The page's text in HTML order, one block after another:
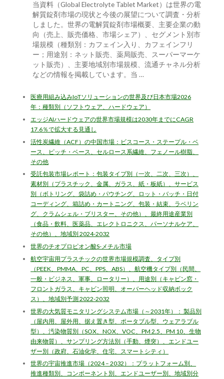
当資料（Global Electrolyte Tablet Market）は世界の電
解質錠剤市場の現状と今後の展望について調査・分析
しました。世界の電解質錠剤市場概要、主要企業の動
向（売上、販売価格、市場シェア）、セグメント別市
場規模（種類別：カフェイン入り、カフェインフリ
ー；用途別：ネット販売、薬局販売、スーパーマーケ
ット販売）、主要地域別市場規模、流通チャネル分析
などの情報を掲載しています。当 …
医療用組み込みIoTソリューションの世界及び日本市場2026
年：種類別（ソフトウェア、ハードウェア）
エッジAIハードウェアの世界市場規模は2030年までにCAGR
17.6％で拡大する見通し
活性炭繊維（ACF）の中国市場：ビスコース・ステープル・ベ
ース、ピッチ・ベース、セルロース系繊維、フェノール樹脂、
その他
受託包装市場レポート：包装タイプ別（一次、二次、三次）、
素材別（プラスチック、金属、ガラス、紙・板紙）、サービス
別（ボトリング、袋詰め・パウチング、ロット・バッチ・日付
コーディング、箱詰め・カートニング、包装・結束、ラベリン
グ、クラムシェル・ブリスター、その他）、最終用途産業別
（食品・飲料、医薬品、エレクトロニクス、パーソナルケア、
その他）、地域別 2024-2032
世界のチオプロピオン酸S-メチル市場
航空宇宙用プラスチックの世界市場規模調査、タイプ別
（PEEK、PMMA、PC、PPS、ABS）、航空機タイプ別（民間、
一般・ビジネス、軍事、ロータリー）、用途別（キャビン窓・
フロントガラス、キャビン照明、オーバーヘッド収納ボック
ス）、地域別予測 2022-2032
世界の大気質モニタリングシステム市場（～2031年）： 製品別
（屋内用、屋外用、据え置き型、ポータブル型、ウェアラブル
型）、汚染物質別（SOX、NOX、VOC、PM 2.5、PM 10、生物
由来物質）、サンプリング方法別（手動、煙突）、エンドユー
ザー別（政府、石油化学、住宅、スマートシティ）
世界の宇宙推進市場（2024 – 2032）：プラットフォーム別、
推進種類別、コンポーネント別、エンドユーザー別、地域別分